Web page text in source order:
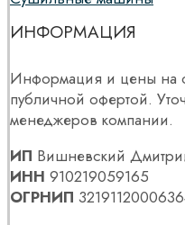
ИНФОРМАЦИЯ
Информация и цены на
публичной офертой.
менеджеров компании.
ИП Вишневский
ИНН 910219059165
ОГРНИП